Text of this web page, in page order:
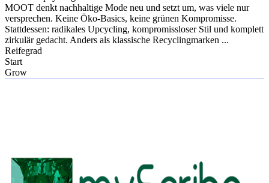
MOOT denkt nachhaltige Mode neu und setzt um, was viele nur
versprechen. Keine Öko-Basics, keine grünen Kompromisse.
Stattdessen: radikales Upcycling, kompromissloser Stil und komplett
zirkulär gedacht. Anders als klassische Recyclingmarken ...
Reifegrad
Start
Grow